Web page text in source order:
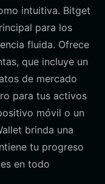
intuitiva. Bitget
para los
fluida. Ofrece
que incluye un
de mercado
para tus activos
móvil o un
brinda una
tu progreso
en todo